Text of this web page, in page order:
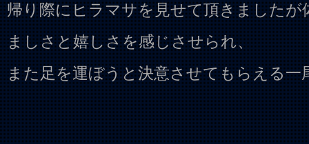
帰り際にヒラマサを見せて頂きましたが
ましさと嬉しさを感じさせられ、
また足を運ぼうと決意させてもらえる一